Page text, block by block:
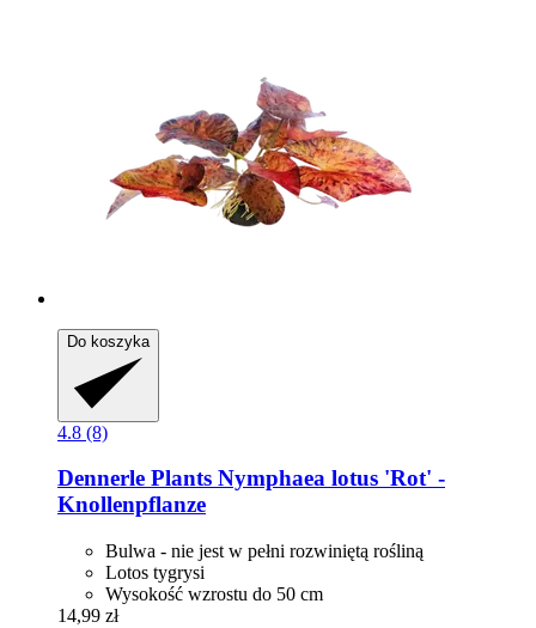
Do koszyka
4.8 (8)
Dennerle Plants Nymphaea lotus 'Rot' -​
Knollenpflanze
Bulwa - nie jest w pełni rozwiniętą rośliną
Lotos tygrysi
Wysokość wzrostu do 50 cm
14,99 zł